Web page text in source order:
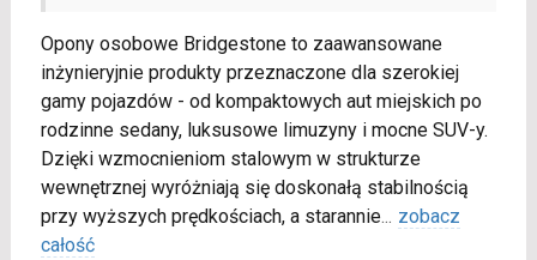
Opony osobowe Bridgestone to zaawansowane
inżynieryjnie produkty przeznaczone dla szerokiej
gamy pojazdów - od kompaktowych aut miejskich po
rodzinne sedany, luksusowe limuzyny i mocne SUV-y.
Dzięki wzmocnieniom stalowym w strukturze
wewnętrznej wyróżniają się doskonałą stabilnością
przy wyższych prędkościach, a starannie... zobacz
całość